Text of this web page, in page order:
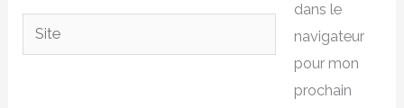
Site
dans le
navigateur
pour mon
prochain